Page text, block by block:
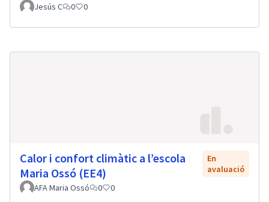
Jesús C 0 0
Calor i confort climàtic a l’escola
Maria Ossó (EE4)
En
avaluació
AFA Maria Ossó
0 0